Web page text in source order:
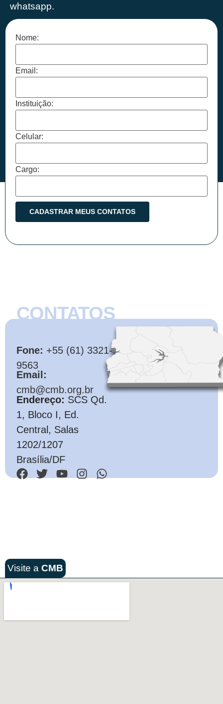
whatsapp.
Nome:
Email:
Instituição:
Celular:
Cargo:
CONTATOS
Fone: +55 (61) 3321-
9563
Email:
cmb@cmb.org.br
Endereço: SCS Qd.
1, Bloco I, Ed.
Central, Salas
1202/1207
Brasília/DF
Visite a CMB